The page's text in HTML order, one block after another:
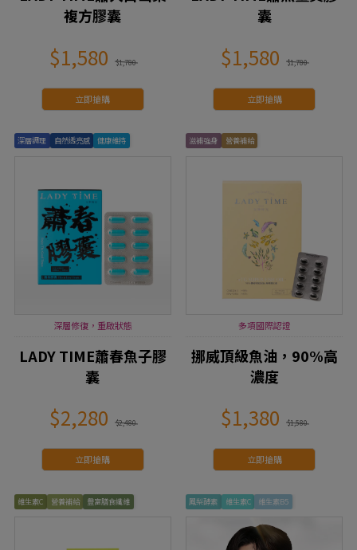
複方膠囊
$1,580 $1,780
立即搶購
囊
$1,580 $1,780
立即搶購
深層調理 自然透亮感 健康維持
深層修復，重啟狀態
LADY TIME蕭春魚子膠
囊
$2,280 $2,480
立即搶購
滋補強身 營養補給
多項國際認證
挪威頂級魚油，90%高
濃度
$1,380 $1,580
立即搶購
維生素C 營養補給 豐富膳食纖維 鳳梨酵素 維生素C 維生素B5